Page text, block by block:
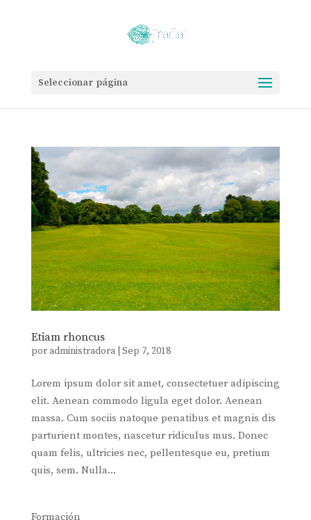
Seleccionar página
Etiam rhoncus
poradministradora| Sep 7, 2018
Lorem ipsum dolor sit amet, consectetuer adipiscing
elit. Aenean commodo ligula eget dolor. Aenean
massa. Cum sociis natoque penatibus et magnis dis
parturient montes, nascetur ridiculus mus. Donec
quam felis, ultricies nec, pellentesque eu, pretium
quis, sem. Nulla...
Formación